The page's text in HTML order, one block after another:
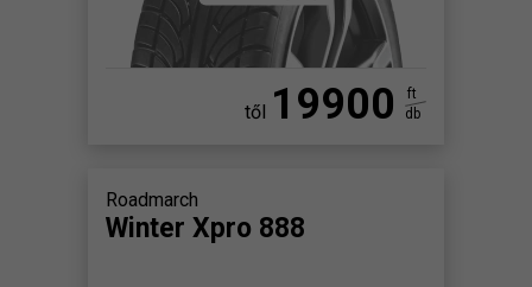
től 19900
ft
db
Roadmarch
Winter Xpro 888